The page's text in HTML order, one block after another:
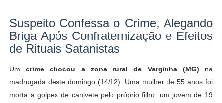
k
e
r
p
r
m
Suspeito Confessa o Crime, Alegando
Briga Após Confraternização e Efeitos
de Rituais Satanistas
Umcrime chocou a zona rural de Varginha (MG) na
madrugada deste domingo (14/12). Uma mulher de 55 anos foi
morta a golpes de canivete pelo próprio filho, um jovem de 19